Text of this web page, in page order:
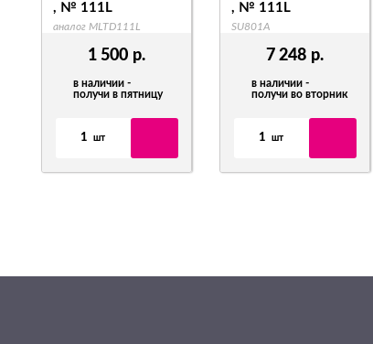
1 500 р.
в наличии -
получи в пятницу
1 шт
, № 111L
аналог MLTD111L
7 248 р.
в наличии -
получи во вторник
1 шт
, № 111L
SU801A